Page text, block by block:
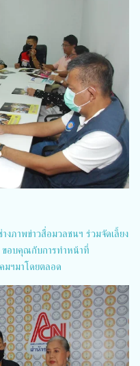
งภาพข่าวสื่อมวลชนฯ ร่วมจัดเลี้ยง
ขอบคุณกับการทำหน้าที่
มฯมาโดยตลอด